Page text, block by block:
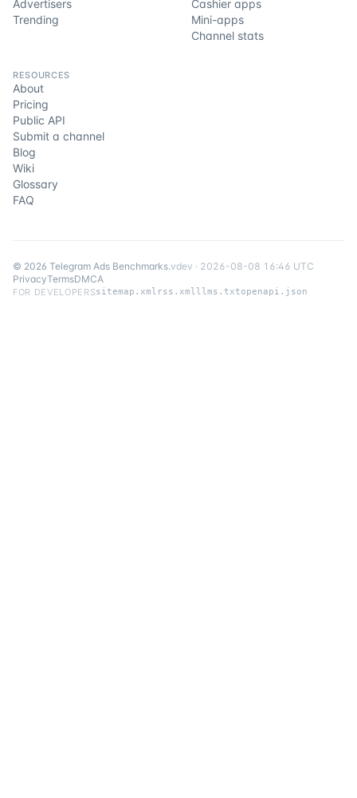
Advertisers
Trending
Cashier apps
Mini-apps
Channel stats
RESOURCES
About
Pricing
Public API
Submit a channel
Blog
Wiki
Glossary
FAQ
© 2026 Telegram Ads Benchmarks.vdev · 2026-08-08 16:46 UTC
PrivacyTermsDMCA
FOR DEVELOPERSsitemap.xml rss.xml llms.txtopenapi.json